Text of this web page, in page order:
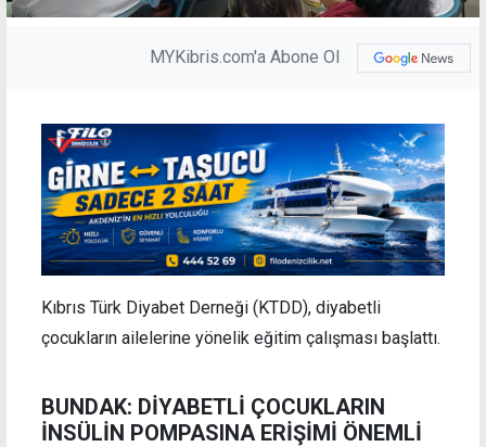
MYKibris.com'a Abone Ol
Kıbrıs Türk Diyabet Derneği (KTDD), diyabetli
çocukların ailelerine yönelik eğitim çalışması başlattı.
BUNDAK: DİYABETLİ ÇOCUKLARIN
İNSÜLİN POMPASINA ERİŞİMİ ÖNEMLİ